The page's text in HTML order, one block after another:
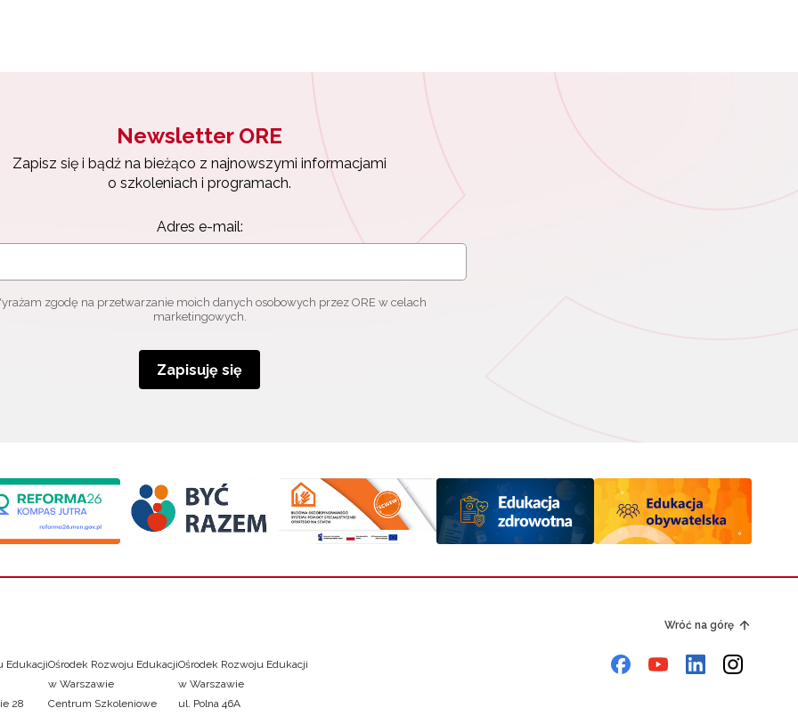
Newsletter ORE
Zapisz się i bądź na bieżąco z najnowszymi informacjami
o szkoleniach i programach.
Adres e-mail:
zgodę na przetwarzanie moich danych osobowych przez ORE w celach
marketingowych.
Zapisuję się
Wróć na górę
Edukacji
28
Ośrodek Rozwoju Edukacji
w Warszawie
Centrum Szkoleniowe
Ośrodek Rozwoju Edukacji
w Warszawie
ul. Polna 46A